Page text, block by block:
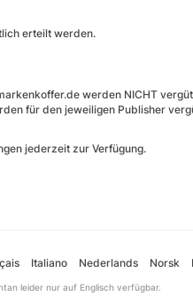
erteilt werden.
werden NICHT
für den jeweiligen Publisher
jederzeit zur Verfügung.
Italiano Nederlands Norsk
leider nur auf Englisch verfügbar.